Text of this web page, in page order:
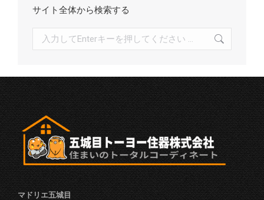
サイト全体から検索する
マドリエ五城目